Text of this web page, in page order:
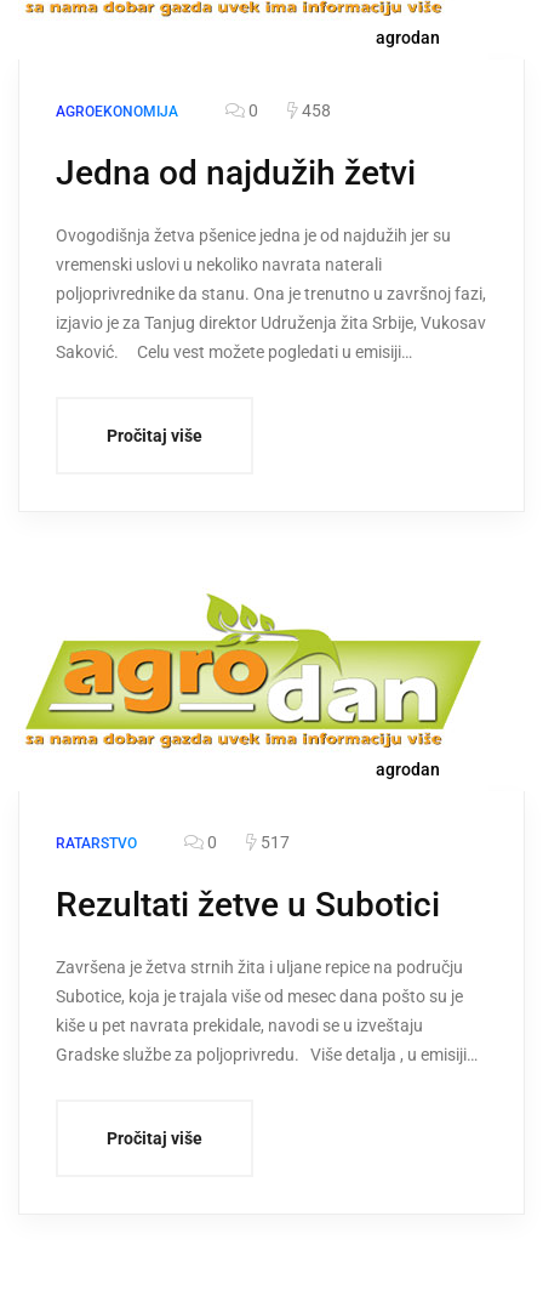
agrodan
AGROEKONOMIJA 0 458
Jedna od najdužih žetvi
Ovogodišnja žetva pšenice jedna je od najdužih jer su
vremenski uslovi u nekoliko navrata naterali
poljoprivrednike da stanu. Ona je trenutno u završnoj fazi,
izjavio je za Tanjug direktor Udruženja žita Srbije, Vukosav
Saković. Celu vest možete pogledati u emisiji…
Pročitaj više
agrodan
RATARSTVO 0 517
Rezultati žetve u Subotici
Završena je žetva strnih žita i uljane repice na području
Subotice, koja je trajala više od mesec dana pošto su je
kiše u pet navrata prekidale, navodi se u izveštaju
Gradske službe za poljoprivredu. Više detalja , u emisiji…
Pročitaj više